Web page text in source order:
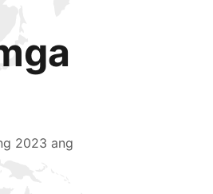
2023 ang